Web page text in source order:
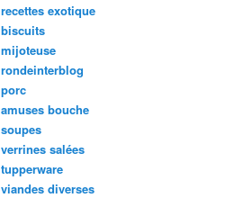
recettes exotique
biscuits
mijoteuse
rondeinterblog
porc
amuses bouche
soupes
verrines salées
tupperware
viandes diverses